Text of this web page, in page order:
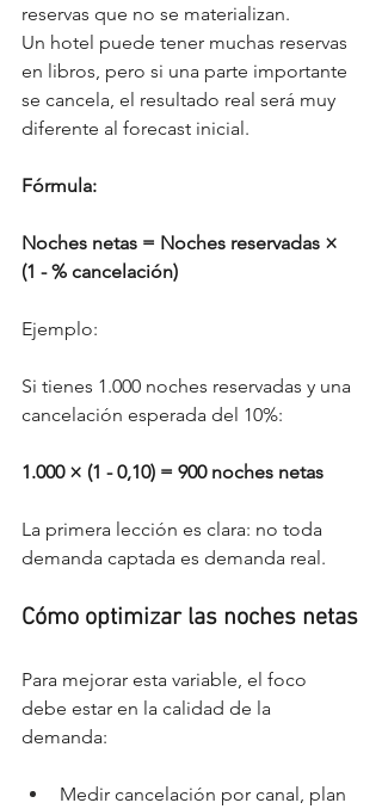
reservas que no se materializan.
Un hotel puede tener muchas reservas
en libros, pero si una parte importante
se cancela, el resultado real será muy
diferente al forecast inicial.
Fórmula:
Noches netas = Noches reservadas ×
(1 - % cancelación)
Ejemplo:
Si tienes 1.000 noches reservadas y una
cancelación esperada del 10%:
1.000 × (1 - 0,10) = 900 noches netas
La primera lección es clara: no toda
demanda captada es demanda real.
Cómo optimizar las noches netas
Para mejorar esta variable, el foco
debe estar en la calidad de la
demanda:
Medir cancelación por canal, plan